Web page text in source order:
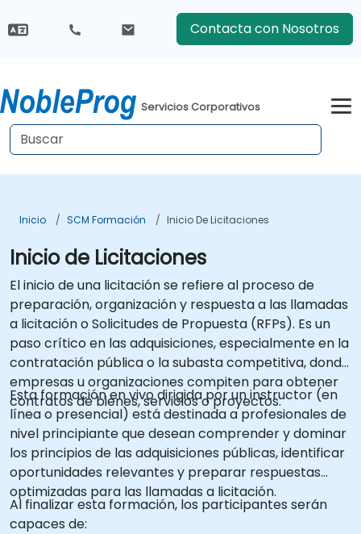
Contacta con Nosotros
Servicios Corporativos
Inicio SCM Formación Inicio De Licitaciones
Inicio de Licitaciones
El inicio de una licitación se refiere al proceso de
preparación, organización y respuesta a las llamadas
a licitación o Solicitudes de Propuesta (RFPs). Es un
paso crítico en las adquisiciones, especialmente en la
contratación pública o la subasta competitiva, donde
empresas u organizaciones compiten para obtener
contratos de bienes, servicios o proyectos.
Esta formación en vivo dirigida por un instructor (en
línea o presencial) está destinada a profesionales de
nivel principiante que desean comprender y dominar
los principios de las adquisiciones públicas, identificar
oportunidades relevantes y preparar respuestas
optimizadas para las llamadas a licitación.
Al finalizar esta formación, los participantes serán
capaces de: